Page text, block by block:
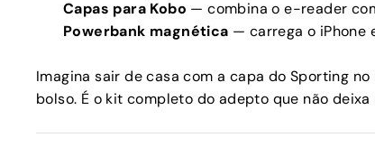
Capas para Kobo — combina o e-reader
Powerbank magnética — carrega o iPhone
Imagina sair de casa com a capa do Sporting
bolso. É o kit completo do adepto que não deixa